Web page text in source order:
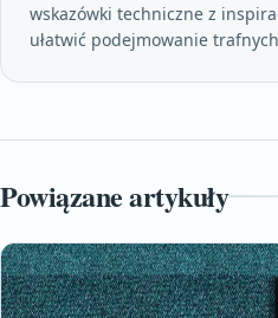
wskazówki techniczne z
ułatwić podejmowanie
Powiązane artykuły